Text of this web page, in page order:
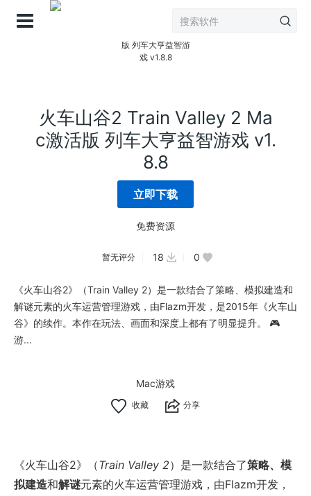
火车山谷2 Train Valley 2 Ma
c激活版 列车大亨益智游戏 v1.
8.8
立即下载
免费资源
暂无评分 18 0
《火车山谷2》（Train Valley 2）是一款结合了策略、模拟建造和
解谜元素的火车运营管理游戏，由Flazm开发，是2015年《火车山
谷》的续作。本作在玩法、画面和深度上都有了明显提升。 🎮
游...
Mac游戏
分享
《火车山谷2》（Train Valley 2）是一款结合了策略、模
拟建造和解谜元素的火车运营管理游戏，由Flazm开发，